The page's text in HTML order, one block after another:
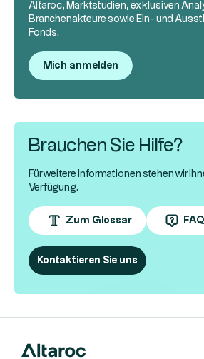
Altaroc, Marktstudien, exklusiven
Branchenakteure sowie Ein- und
Fonds.
Mich anmelden
Brauchen Sie Hilfe?
Für weitere Informationen stehen wir
Verfügung.
Zum Glossar
Kontaktieren Sie uns